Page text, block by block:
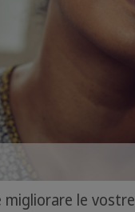
migliorare le vostre